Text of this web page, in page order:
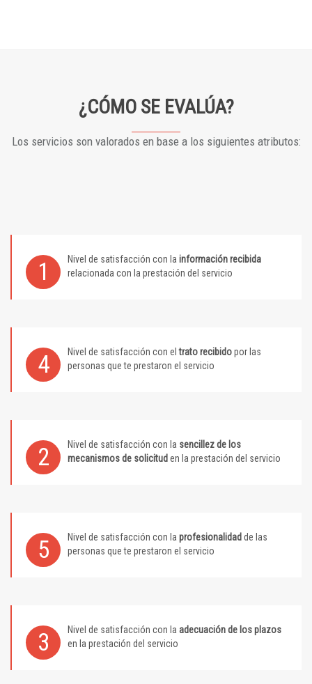
¿CÓMO SE EVALÚA?
Los servicios son valorados en base a los siguientes atributos:
1 Nivel de satisfacción con la información recibida
relacionada con la prestación del servicio
4 Nivel de satisfacción con eltrato recibidopor las
personas que te prestaron el servicio
2 Nivel de satisfacción con la sencillez de los
mecanismos de solicitud en la prestación del servicio
5 Nivel de satisfacción con la profesionalidad de las
personas que te prestaron el servicio
3 Nivel de satisfacción con la adecuación de los plazos
en la prestación del servicio